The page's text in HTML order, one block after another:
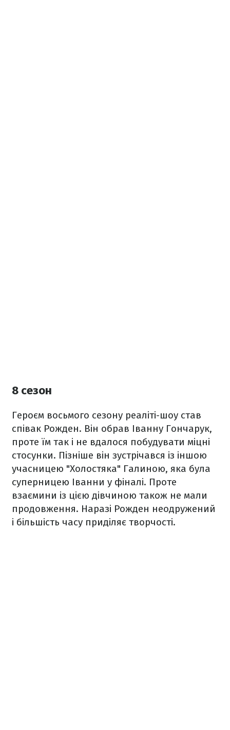
8 сезон
Героєм восьмого сезону реаліті-шоу став
співак Рожден. Він обрав Іванну Гончарук,
проте їм так і не вдалося побудувати міцні
стосунки. Пізніше він зустрічався із іншою
учасницею "Холостяка" Галиною, яка була
суперницею Іванни у фіналі. Проте
взаємини із цією дівчиною також не мали
продовження. Наразі Рожден неодружений
і більшість часу приділяє творчості.